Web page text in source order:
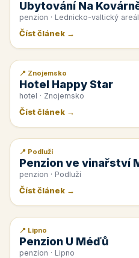
Ubytování Na
penzion · Lednicko-valtický areál
Číst článek →
📰 PR článek
📍 Znojemsko
Hotel Happy Star
hotel · Znojemsko
Číst článek →
📰 PR článek
📍 Podluží
Penzion ve vinařství
penzion · Podluží
Číst článek →
📰 PR článek
📍 Lipno
Penzion U Méďů
penzion · Lipno